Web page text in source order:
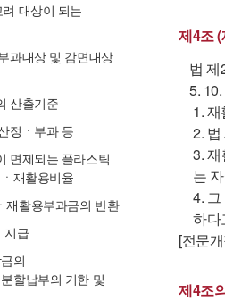
대상이 되는
과대상 및 감면대상
산출기준
정ㆍ부과 등
면제되는 플라스틱
재활용비율
재활용부과금의 반환
지급
의
할납부의 기한 및
제4조
법
5. 10.
1.
2.
3.
는
4.
하다
[전문
제4조